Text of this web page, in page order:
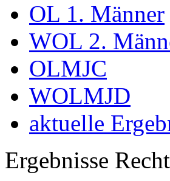
OL 1. Männer
WOL 2.
OLMJC
WOLMJD
aktuelle
Ergebnisse